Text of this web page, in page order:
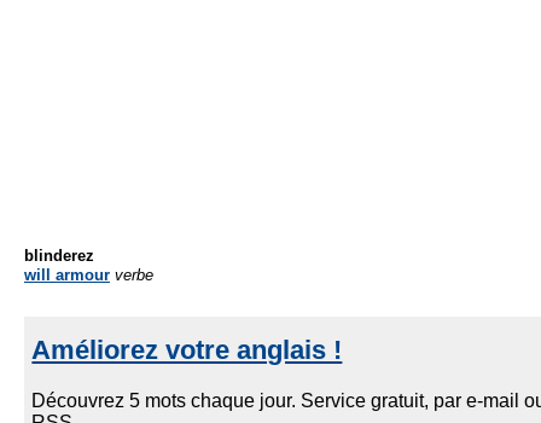
blinderez
will armour verbe